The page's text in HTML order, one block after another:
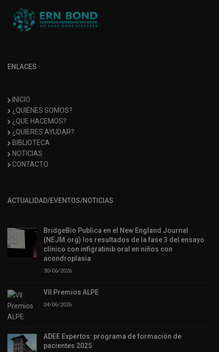
ENLACES
INICIO
¿QUIÉNES SOMOS?
¿QUE HACEMOS?
¿QUIERES AYUDAR?
BIBLIOTECA
NOTICIAS
CONTACTO
ACTUALIDAD/EVENTOS/NOTICIAS
BridgeBio Publica en el New England Journal
(NEJM.org) los resultados de la fase 3 del ensayo
clínico con infigratinib oral en niños con
acondroplasia
30/06/2026
VII Premios ALPE
04/06/2026
ADEE Expertos: programa de formación de
pacientes 2025